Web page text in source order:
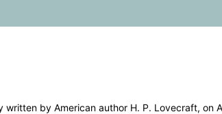
written by American author H. P. Lovecraft, on